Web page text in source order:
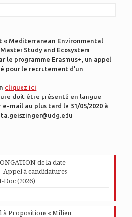
« Mediterranean Environmental
Study and Ecosystem
le programme Erasmus+, un appel
pour le recrutement d’un
cliquez ici
doit être présenté en langue
mail au plus tard le 31/05/2020 à
de la date
Appel à candidatures
Doc (2026)
à Propositions « Milieu